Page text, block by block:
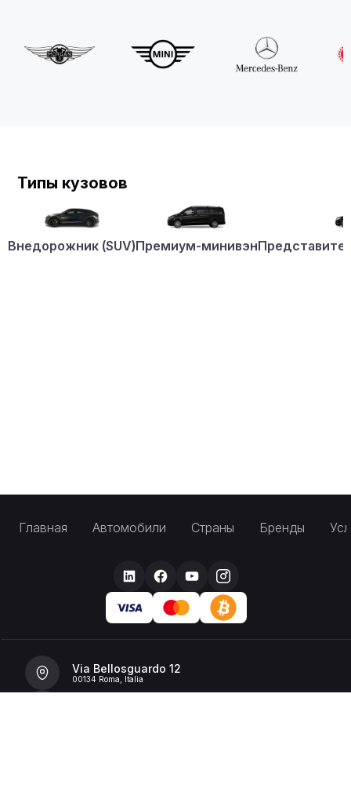
Типы кузовов
Внедорожник (SUV)Премиум-минивэн
Главная Автомобили Страны Бренды
Via Bellosguardo 12
00134 Roma, Italia